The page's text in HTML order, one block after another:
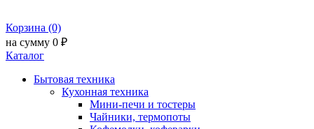
Корзина (0)
на сумму 0 ₽
Каталог
Бытовая техника
Кухонная техника
Мини-печи и тостеры
Чайники, термопоты